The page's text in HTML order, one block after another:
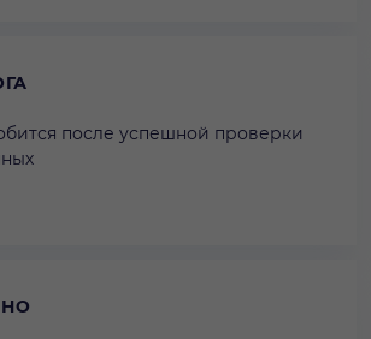
после успешной проверки